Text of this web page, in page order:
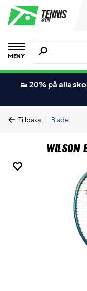
MENY
Sök efter
👟 20% på alla
Tillbaka | Blade
Wilson